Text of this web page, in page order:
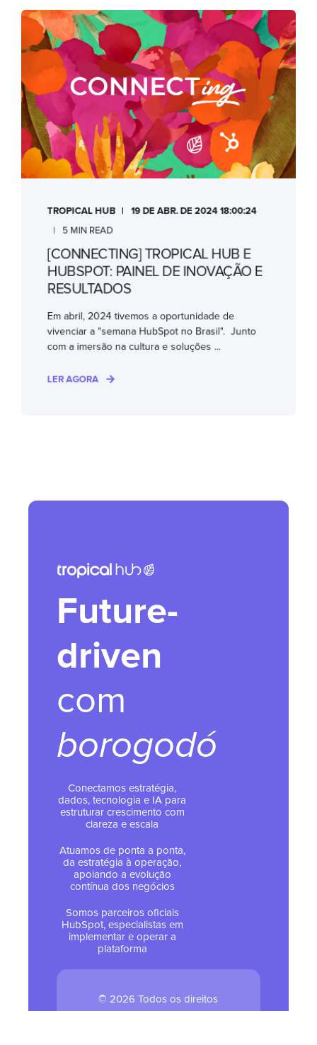
TROPICAL HUB
19 DE ABR. DE 2024 18:00:24
5 MIN READ
[CONNECTING] TROPICAL HUB E
HUBSPOT: PAINEL DE INOVAÇÃO E
RESULTADOS
Em abril, 2024 tivemos a oportunidade de
vivenciar a "semana HubSpot no Brasil". Junto
com a imersão na cultura e soluções ...
LER AGORA
Future-
driven
com
borogodó
Conectamos estratégia,
dados, tecnologia e IA para
estruturar crescimento com
clareza e escala
Atuamos de ponta a ponta,
da estratégia à operação,
apoiando a evolução
contínua dos negócios
Somos parceiros oficiais
HubSpot, especialistas em
implementar e operar a
plataforma
© 2026 Todos os direitos